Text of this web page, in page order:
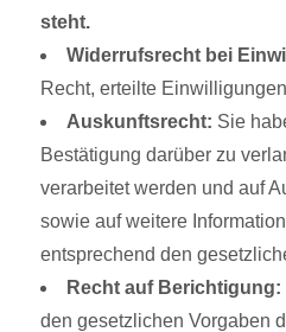
steht.
Widerrufsrecht bei
Recht, erteilte
Auskunftsrecht: Sie
Bestätigung darüber zu
verarbeitet werden und auf
sowie auf weitere
entsprechend den
Recht auf Berichtigung:
den gesetzlichen Vorgaben